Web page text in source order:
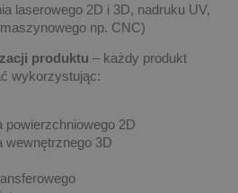
laserowego 2D i 3D, nadruku UV,
np. CNC)
produktu – każdy produkt
wykorzystując:
powierzchniowego 2D
wewnętrznego 3D